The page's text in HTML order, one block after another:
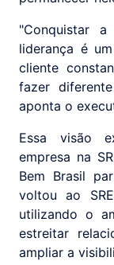
"Conquistar
liderança é
cliente
fazer
aponta o
Essa visão
empresa na
Bem Brasil
voltou ao
utilizando o
estreitar
ampliar a